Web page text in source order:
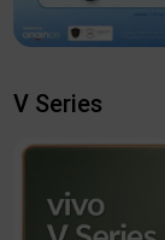
V Series